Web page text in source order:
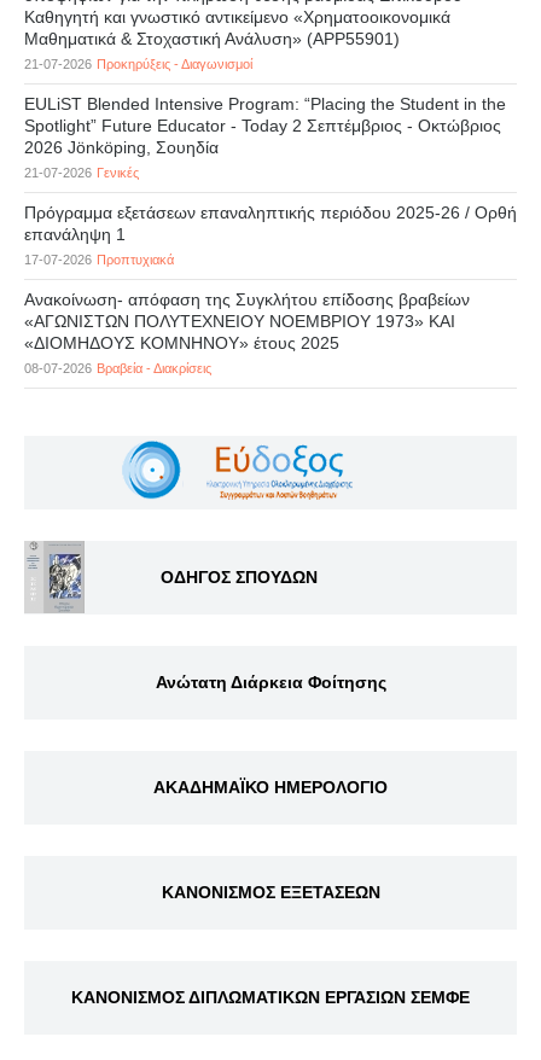
Καθηγητή και γνωστικό αντικείμενο «Χρηματοοικονομικά
Μαθηματικά & Στοχαστική Ανάλυση» (APP55901)
21-07-2026 Προκηρύξεις - Διαγωνισμοί
EULiST Blended Intensive Program: “Placing the Student in the
Spotlight” Future Educator - Today 2 Σεπτέμβριος - Οκτώβριος
2026 Jönköping, Σουηδία
21-07-2026 Γενικές
Πρόγραμμα εξετάσεων επαναληπτικής περιόδου 2025-26 / Ορθή
επανάληψη 1
17-07-2026 Προπτυχιακά
Ανακοίνωση- απόφαση της Συγκλήτου επίδοσης βραβείων
«ΑΓΩΝΙΣΤΩΝ ΠΟΛΥΤΕΧΝΕΙΟΥ ΝΟΕΜΒΡΙΟΥ 1973» ΚΑΙ
«ΔΙΟΜΗΔΟΥΣ ΚΟΜΝΗΝΟΥ» έτους 2025
08-07-2026 Βραβεία - Διακρίσεις
ΟΔΗΓΟΣ ΣΠΟΥΔΩΝ
Ανώτατη Διάρκεια Φοίτησης
ΑΚΑΔΗΜΑΪΚΟ ΗΜΕΡΟΛΟΓΙΟ
ΚΑΝΟΝΙΣΜΟΣ ΕΞΕΤΑΣΕΩΝ
ΚΑΝΟΝΙΣΜΟΣ ΔΙΠΛΩΜΑΤΙΚΩΝ ΕΡΓΑΣΙΩΝ ΣΕΜΦΕ